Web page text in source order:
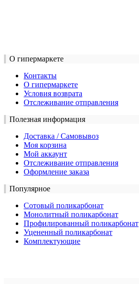
О гипермаркете
Контакты
О гипермаркете
Условия возврата
Отслеживание отправления
Полезная информация
Доставка / Самовывоз
Моя корзина
Мой аккаунт
Отслеживание отправления
Оформление заказа
Популярное
Сотовый поликарбонат
Монолитный поликарбонат
Профилированный поликарбонат
Уцененный поликарбонат
Комплектующие